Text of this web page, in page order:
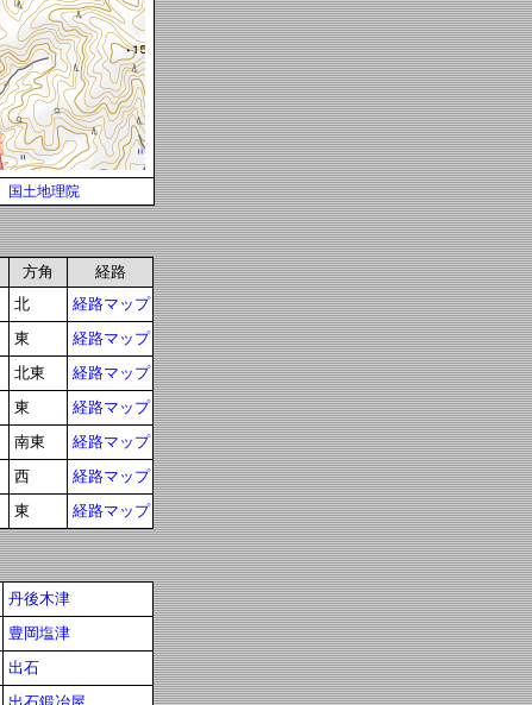
国土地理院
方角
経路
北
経路マップ
東
経路マップ
北東
経路マップ
東
経路マップ
南東
経路マップ
西
経路マップ
東 経路マップ
丹後木津
豊岡塩津
出石